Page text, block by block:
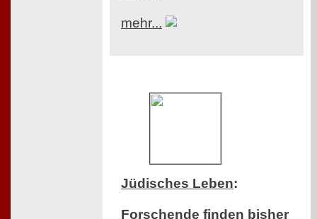
mehr...
Jüdisches Leben:
Forschende finden bisher